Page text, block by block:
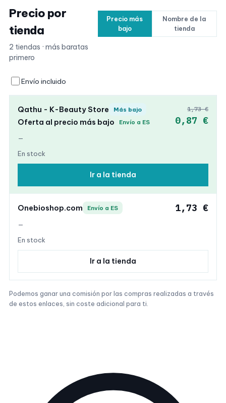
Precio por
tienda
2 tiendas · más baratas
primero
Precio más
bajo
Nombre de la
tienda
Envío incluido
Qathu - K-Beauty Store Más bajo
Oferta al precio más bajo Envío a ES
—
En stock
1,73 €
0,87 €
Ir a la tienda
Onebioshop.com Envío a ES
—
En stock
1,73 €
Ir a la tienda
Podemos ganar una comisión por las compras realizadas a través
de estos enlaces, sin coste adicional para ti.